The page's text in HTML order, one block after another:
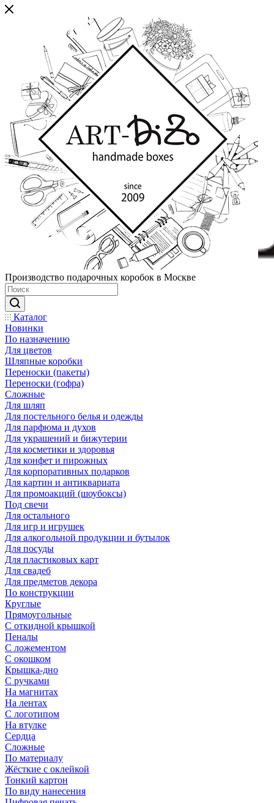
Производство подарочных коробок в Москве
Каталог
Новинки
По назначению
Для цветов
Шляпные коробки
Переноски (пакеты)
Переноски (гофра)
Сложные
Для шляп
Для постельного белья и одежды
Для парфюма и духов
Для украшений и бижутерии
Для косметики и здоровья
Для конфет и пирожных
Для корпоративных подарков
Для картин и антиквариата
Для промоакций (шоубоксы)
Под свечи
Для остального
Для игр и игрушек
Для алкогольной продукции и бутылок
Для посуды
Для пластиковых карт
Для свадеб
Для предметов декора
По конструкции
Круглые
Прямоугольные
С откидной крышкой
Пеналы
С ложементом
С окошком
Крышка-дно
С ручками
На магнитах
На лентах
С логотипом
На втулке
Сердца
Сложные
По материалу
Жёсткие с оклейкой
Тонкий картон
По виду нанесения